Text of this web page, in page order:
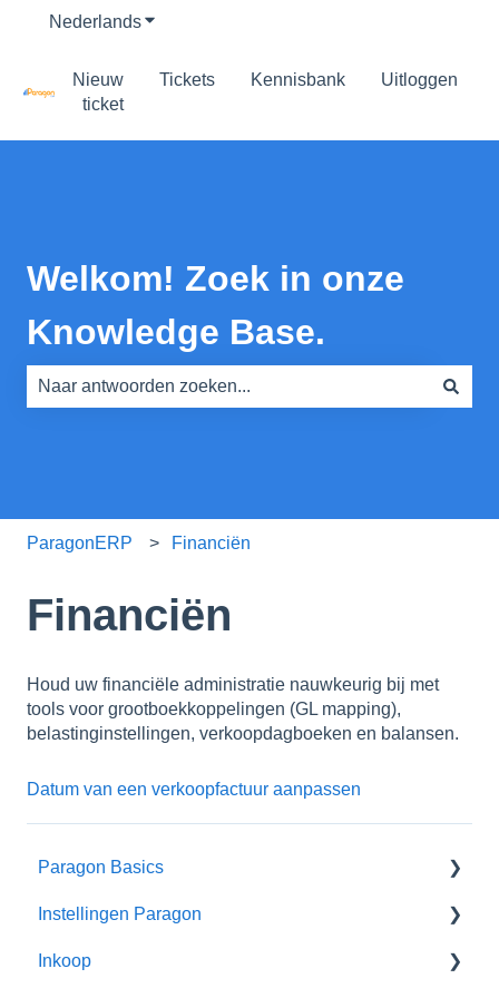
NederlandsSubmenu tonen voor vertalingen
Nieuw
ticket
Tickets Kennisbank Uitloggen
Welkom! Zoek in onze
Knowledge Base.
ParagonERP Financiën
Financiën
Houd uw financiële administratie nauwkeurig bij met
tools voor grootboekkoppelingen (GL mapping),
belastinginstellingen, verkoopdagboeken en balansen.
Datum van een verkoopfactuur aanpassen
Paragon Basics
Basis gebruik Paragon
Gevorderd gebruik Paragon
Instellingen Paragon
Basis instellingen
Inkoop